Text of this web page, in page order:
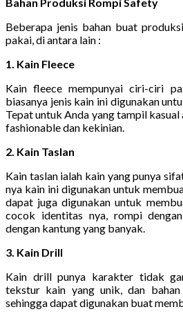
Beberapa jenis bahan buat
pakai, di antara lain :
1. Kain Fleece
Kain fleece mempunyai ciri-ciri
biasanya jenis kain ini digunakan
Tepat untuk Anda yang tampil
fashionable dan kekinian.
2. Kain Taslan
Kain taslan ialah kain yang punya
nya kain ini digunakan untuk
dapat juga digunakan untuk
cocok identitas nya, rompi
dengan kantung yang banyak.
3. Kain Drill
Kain drill punya karakter tidak
tekstur kain yang unik, dan
sehingga dapat digunakan buat